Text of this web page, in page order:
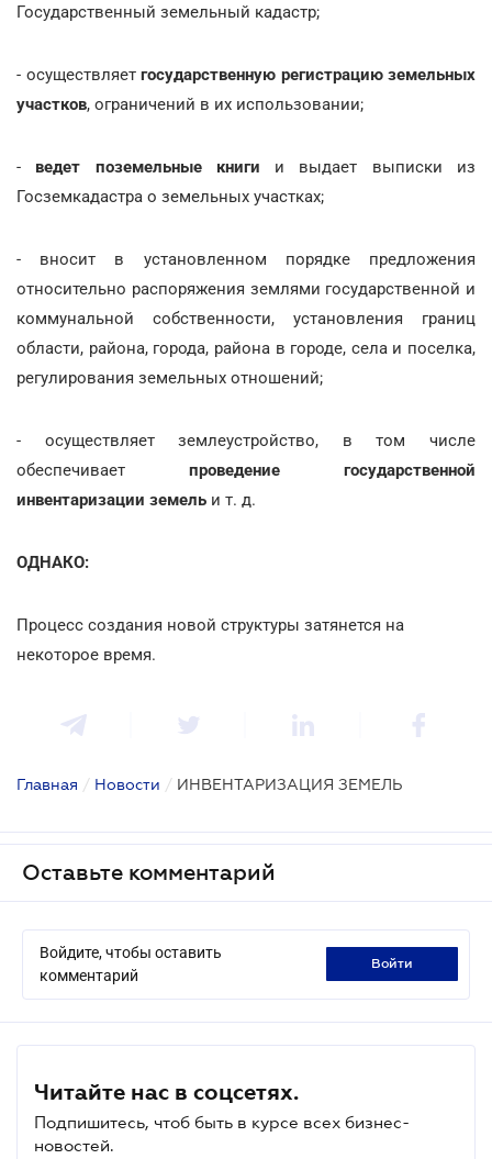
Государственный земельный кадастр;
- осуществляет государственную регистрацию земельных
участков, ограничений в их использовании;
- ведет поземельные книги и выдает выписки из
Госземкадастра о земельных участках;
- вносит в установленном порядке предложения
относительно распоряжения землями государственной и
коммунальной собственности, установления границ
области, района, города, района в городе, села и поселка,
регулирования земельных отношений;
- осуществляет землеустройство, в том числе
обеспечивает проведение государственной
инвентаризации земель и т. д.
ОДНАКО:
Процесс создания новой структуры затянется на
некоторое время.
Главная / Новости / ИНВЕНТАРИЗАЦИЯ ЗЕМЕЛЬ
Оставьте комментарий
Войдите, чтобы оставить
комментарий
войти
Читайте нас в соцсетях.
Подпишитесь, чтоб быть в курсе всех бизнес-
новостей.